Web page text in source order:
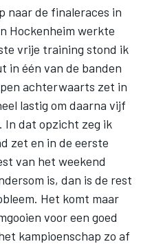
naar de finaleraces in
Hockenheim werkte
vrije training stond ik
in één van de banden
achterwaarts zet in
lastig om daarna vijf
dat opzicht zeg ik
zet en in de eerste
van het weekend
is, dan is de rest
Het komt maar
voor een goed
kampioenschap zo af